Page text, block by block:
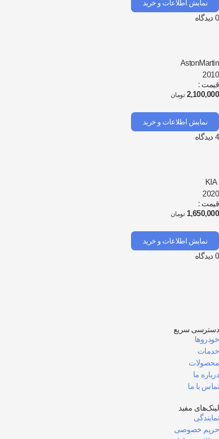
نمایش اطلاعات و خرید
دیدگاه
:
تومان
نمایش اطلاعات و خرید
دیدگاه
:
تومان
نمایش اطلاعات و خرید
دیدگاه
سریع
ما
با ما
مفید
خصوصی